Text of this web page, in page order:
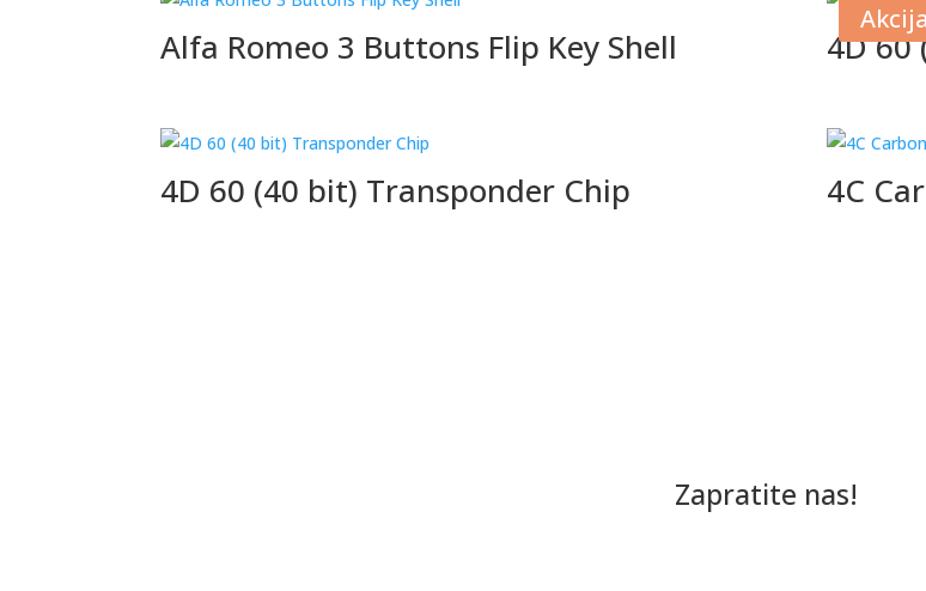
Alfa Romeo 3 Buttons Flip Key Shell 4D 60
4D 60 (40 bit) Transponder Chip 4C
Zapratite nas!